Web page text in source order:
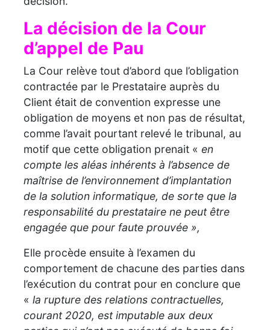
La décision de la Cour
d’appel de Pau
La Cour relève tout d’abord que l’obligation
contractée par le Prestataire auprès du
Client était de convention expresse une
obligation de moyens et non pas de résultat,
comme l’avait pourtant relevé le tribunal, au
motif que cette obligation prenait « en
compte les aléas inhérents à l’absence de
maîtrise de l’environnement d’implantation
de la solution informatique, de sorte que la
responsabilité du prestataire ne peut être
engagée que pour faute prouvée »,
Elle procède ensuite à l’examen du
comportement de chacune des parties dans
l’exécution du contrat pour en conclure que
« la rupture des relations contractuelles,
courant 2020, est imputable aux deux